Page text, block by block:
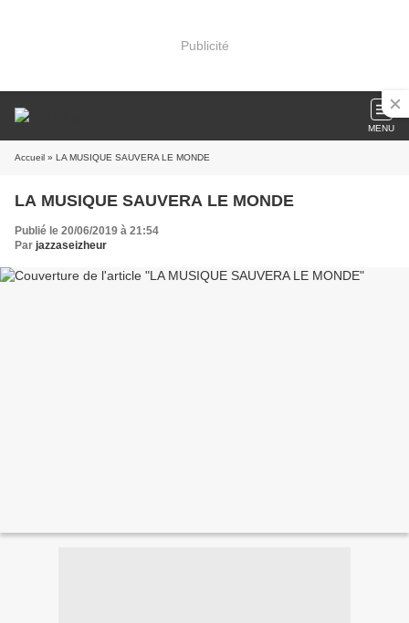
Publicité
MENU
Accueil » LA MUSIQUE SAUVERA LE MONDE
LA MUSIQUE SAUVERA LE MONDE
Publié le 20/06/2019 à 21:54
Par jazzaseizheur